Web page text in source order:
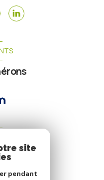
site
pendant